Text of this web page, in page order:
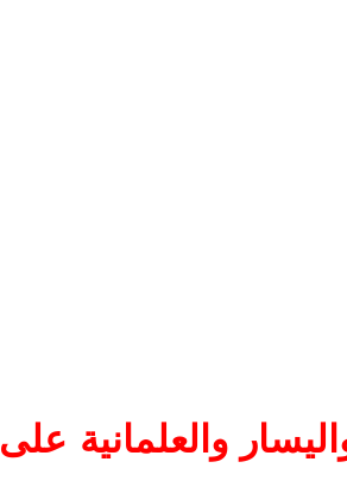
والعلمانية على